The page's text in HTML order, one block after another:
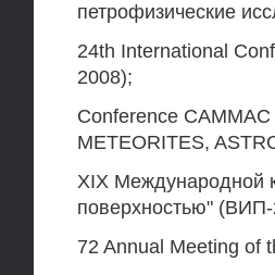
петрофизические
24th International
2008);
Conference
METEORITES,
XIX Международной
поверхностью"
72 Annual Meeting of